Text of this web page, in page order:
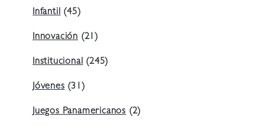
Infantil (45)
Innovación (21)
Institucional (245)
Jóvenes (31)
Juegos Panamericanos (2)